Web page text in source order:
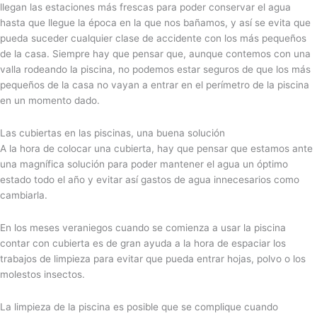
llegan las estaciones más frescas para poder conservar el agua
hasta que llegue la época en la que nos bañamos, y así se evita que
pueda suceder cualquier clase de accidente con los más pequeños
de la casa. Siempre hay que pensar que, aunque contemos con una
valla rodeando la piscina, no podemos estar seguros de que los más
pequeños de la casa no vayan a entrar en el perímetro de la piscina
en un momento dado.
Las cubiertas en las piscinas, una buena solución
A la hora de colocar una cubierta, hay que pensar que estamos ante
una magnífica solución para poder mantener el agua un óptimo
estado todo el año y evitar así gastos de agua innecesarios como
cambiarla.
En los meses veraniegos cuando se comienza a usar la piscina
contar con cubierta es de gran ayuda a la hora de espaciar los
trabajos de limpieza para evitar que pueda entrar hojas, polvo o los
molestos insectos.
La limpieza de la piscina es posible que se complique cuando